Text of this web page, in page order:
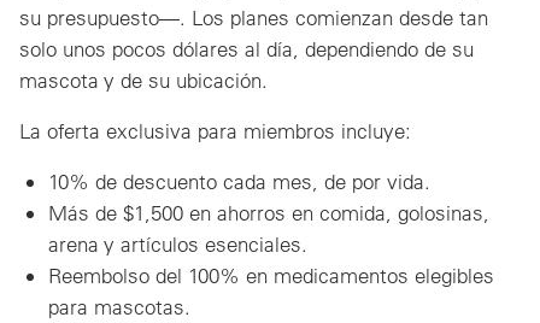
su presupuesto—. Los planes comienzan desde tan
solo unos pocos dólares al día, dependiendo de su
mascota y de su ubicación.
La oferta exclusiva para miembros incluye:
10% de descuento cada mes, de por vida.
Más de $1,500 en ahorros en comida, golosinas,
arena y artículos esenciales.
Reembolso del 100% en medicamentos elegibles
para mascotas.